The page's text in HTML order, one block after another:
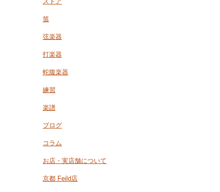
笛
弦楽器
打楽器
蛇腹楽器
練習
楽譜
ブログ
コラム
お店・実店舗について
京都 Feild店